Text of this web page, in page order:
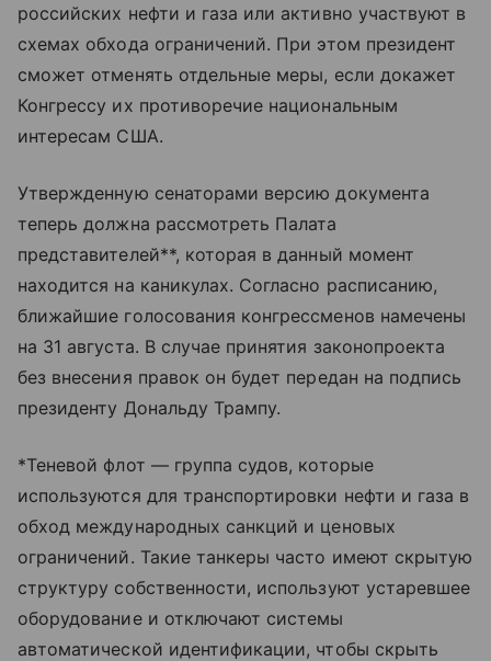
российских нефти и газа или активно участвуют в
схемах обхода ограничений. При этом президент
сможет отменять отдельные меры, если докажет
Конгрессу их противоречие национальным
интересам США.
Утвержденную сенаторами версию документа
теперь должна рассмотреть Палата
представителей**, которая в данный момент
находится на каникулах. Согласно расписанию,
ближайшие голосования конгрессменов намечены
на 31 августа. В случае принятия законопроекта
без внесения правок он будет передан на подпись
президенту Дональду Трампу.
*Теневой флот — группа судов, которые
используются для транспортировки нефти и газа в
обход международных санкций и ценовых
ограничений. Такие танкеры часто имеют скрытую
структуру собственности, используют устаревшее
оборудование и отключают системы
автоматической идентификации, чтобы скрыть